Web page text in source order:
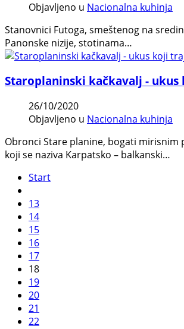
Objavljeno u Nacionalna kuhinja
Stanovnici Futoga, smeštenog nа
Panonske nizije, stotinama…
Staroplaninski kačkavalj -
26/10/2020
Objavljeno u Nacionalna kuhinja
Obronci Stare planine, bogati mirisnim
koji se naziva Karpatsko – balkanski…
Start
13
14
15
16
17
18
19
20
21
22